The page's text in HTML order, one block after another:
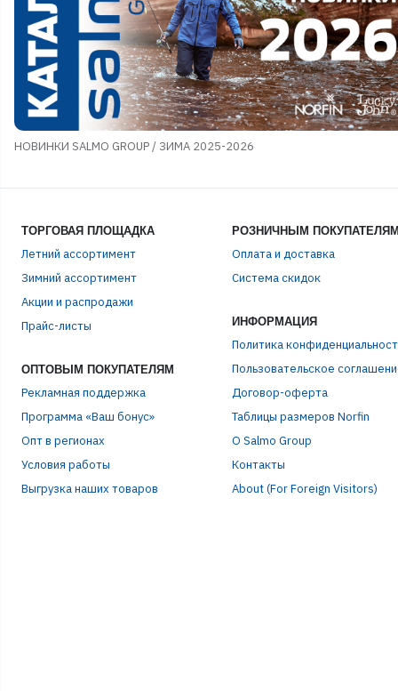
НОВИНКИ SALMO GROUP / ЗИМА 2025-2026
ТОРГОВАЯ ПЛОЩАДКА
Летний ассортимент
Зимний ассортимент
Акции и распродажи
Прайс-листы
ОПТОВЫМ ПОКУПАТЕЛЯМ
Рекламная поддержка
Программа «Ваш бонус»
Опт в регионах
Условия работы
Выгрузка наших товаров
РОЗНИЧНЫМ
Оплата и доставка
Система скидок
ИНФОРМАЦИЯ
Политика
Пользовательское
Договор-оферта
Таблицы размеров Norfin
О Salmo Group
Контакты
About (For Foreign Visitors)